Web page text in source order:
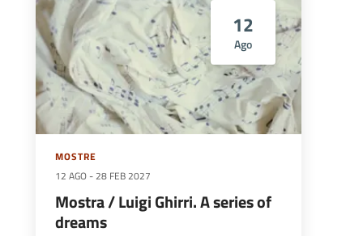
12
Ago
MOSTRE
12 AGO -28 FEB 2027
Mostra / Luigi Ghirri. A series of
dreams